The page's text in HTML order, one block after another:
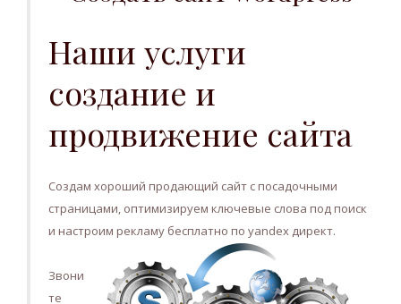
Наши услуги
создание и
продвижение сайта
Создам хороший продающий сайт с посадочными
страницами, оптимизируем ключевые слова под поиск
и настроим рекламу бесплатно по yandex директ.
Звони
те